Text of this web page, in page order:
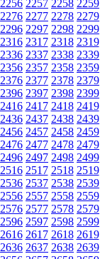
2256 2257 2258 2259
2276 2277 2278 2279
2296 2297 2298 2299
2316 2317 2318 2319
2336 2337 2338 2339
2356 2357 2358 2359
2376 2377 2378 2379
2396 2397 2398 2399
2416 2417 2418 2419
2436 2437 2438 2439
2456 2457 2458 2459
2476 2477 2478 2479
2496 2497 2498 2499
2516 2517 2518 2519
2536 2537 2538 2539
2556 2557 2558 2559
2576 2577 2578 2579
2596 2597 2598 2599
2616 2617 2618 2619
2636 2637 2638 2639